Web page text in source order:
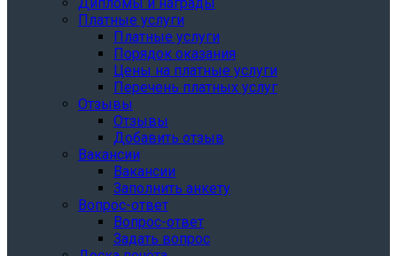
Платные услуги
Платные услуги
Порядок оказания
Цены на платные услуги
Перечень платных услуг
Отзывы
Отзывы
Добавить отзыв
Вакансии
Вакансии
Заполнить анкету
Вопрос-ответ
Вопрос-ответ
Задать вопрос